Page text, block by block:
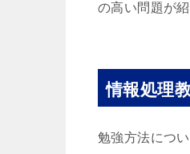
の高い問題が
情報処理
勉強方法につ